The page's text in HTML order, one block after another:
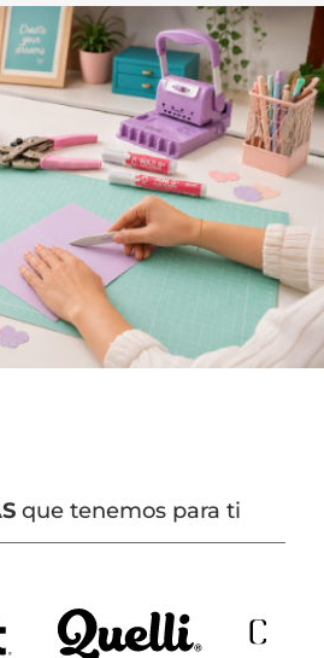
que tenemos para ti